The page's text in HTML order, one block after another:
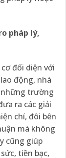
pháp lý,
đối diện với
động, nhà
trường
ra các giải
chí, đôi bên
mà không
cũng giúp
tiền bạc,